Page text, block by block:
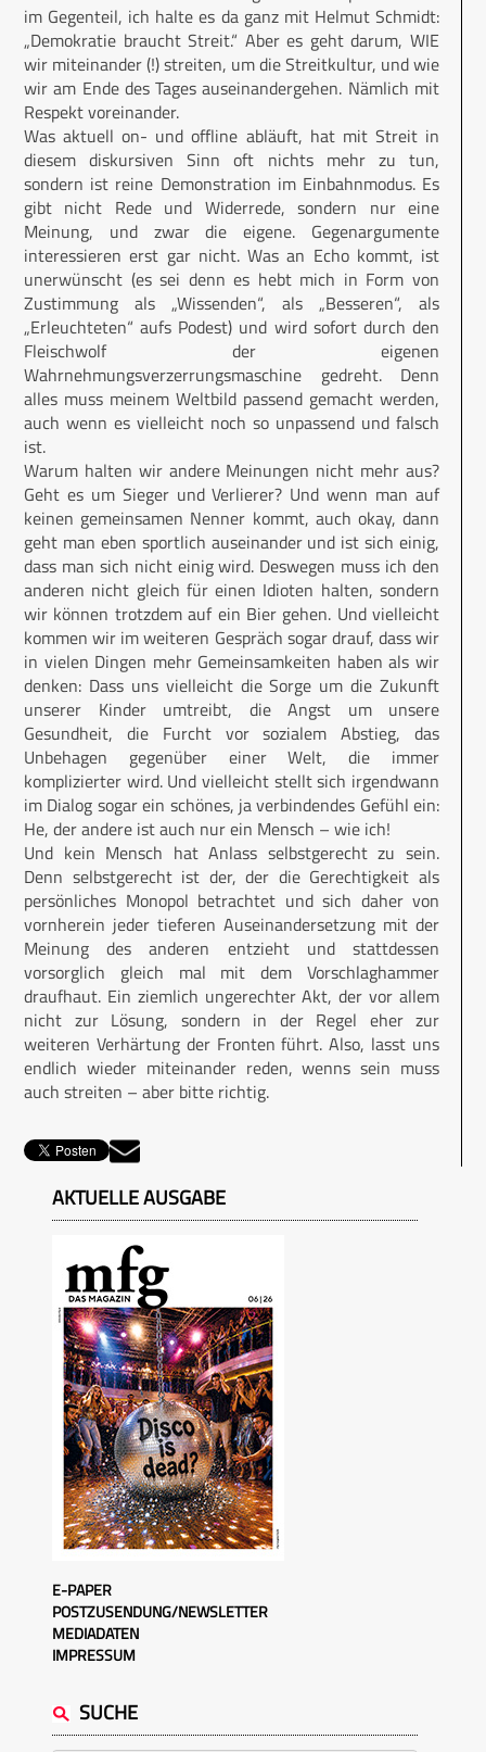
im Gegenteil, ich halte es da ganz mit Helmut Schmidt:
„Demokratie braucht Streit.“ Aber es geht darum, WIE
wir miteinander (!) streiten, um die Streitkultur, und wie
wir am Ende des Tages auseinandergehen. Nämlich mit
Respekt voreinander.
Was aktuell on- und offline abläuft, hat mit Streit in
diesem diskursiven Sinn oft nichts mehr zu tun,
sondern ist reine Demonstration im Einbahnmodus. Es
gibt nicht Rede und Widerrede, sondern nur eine
Meinung, und zwar die eigene. Gegenargumente
interessieren erst gar nicht. Was an Echo kommt, ist
unerwünscht (es sei denn es hebt mich in Form von
Zustimmung als „Wissenden“, als „Besseren“, als
„Erleuchteten“ aufs Podest) und wird sofort durch den
Fleischwolf der eigenen
Wahrnehmungsverzerrungsmaschine gedreht. Denn
alles muss meinem Weltbild passend gemacht werden,
auch wenn es vielleicht noch so unpassend und falsch
ist.
Warum halten wir andere Meinungen nicht mehr aus?
Geht es um Sieger und Verlierer? Und wenn man auf
keinen gemeinsamen Nenner kommt, auch okay, dann
geht man eben sportlich auseinander und ist sich einig,
dass man sich nicht einig wird. Deswegen muss ich den
anderen nicht gleich für einen Idioten halten, sondern
wir können trotzdem auf ein Bier gehen. Und vielleicht
kommen wir im weiteren Gespräch sogar drauf, dass wir
in vielen Dingen mehr Gemeinsamkeiten haben als wir
denken: Dass uns vielleicht die Sorge um die Zukunft
unserer Kinder umtreibt, die Angst um unsere
Gesundheit, die Furcht vor sozialem Abstieg, das
Unbehagen gegenüber einer Welt, die immer
komplizierter wird. Und vielleicht stellt sich irgendwann
im Dialog sogar ein schönes, ja verbindendes Gefühl ein:
He, der andere ist auch nur ein Mensch – wie ich!
Und kein Mensch hat Anlass selbstgerecht zu sein.
Denn selbstgerecht ist der, der die Gerechtigkeit als
persönliches Monopol betrachtet und sich daher von
vornherein jeder tieferen Auseinandersetzung mit der
Meinung des anderen entzieht und stattdessen
vorsorglich gleich mal mit dem Vorschlaghammer
draufhaut. Ein ziemlich ungerechter Akt, der vor allem
nicht zur Lösung, sondern in der Regel eher zur
weiteren Verhärtung der Fronten führt. Also, lasst uns
endlich wieder miteinander reden, wenns sein muss
auch streiten – aber bitte richtig.
AKTUELLE AUSGABE
E-PAPER
POSTZUSENDUNG/NEWSLETTER
MEDIADATEN
IMPRESSUM
SUCHE